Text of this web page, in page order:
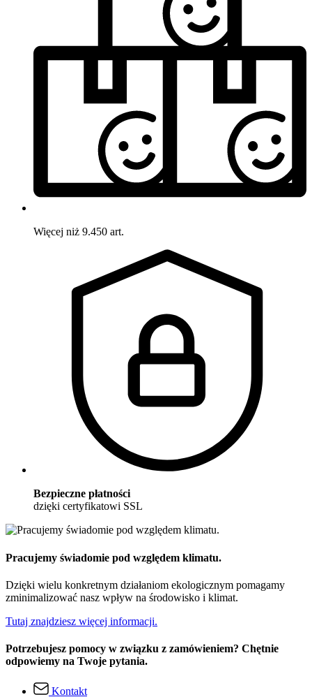
Więcej niż 9.450 art.
Bezpieczne płatności
dzięki certyfikatowi SSL
Pracujemy świadomie pod względem klimatu.
Dzięki wielu konkretnym działaniom ekologicznym pomagamy
zminimalizować nasz wpływ na środowisko i klimat.
Tutaj znajdziesz więcej informacji.
Potrzebujesz pomocy w związku z zamówieniem? Chętnie
odpowiemy na Twoje pytania.
Kontakt